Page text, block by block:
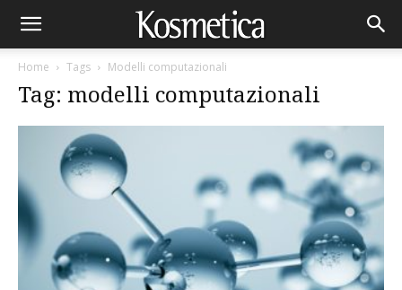
Home Tags Modelli computazionali
Tag: modelli computazionali